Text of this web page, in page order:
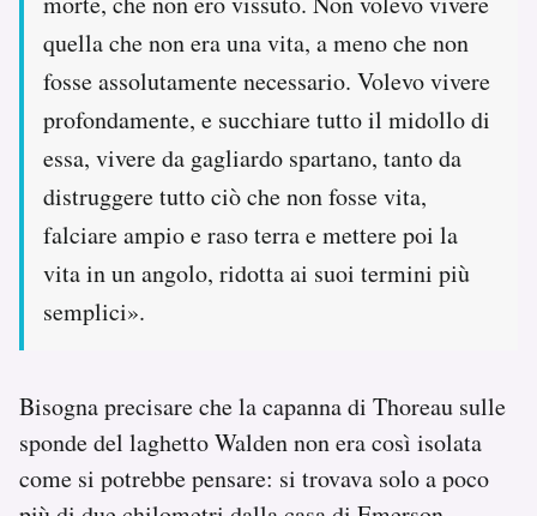
quella che non era una vita, a meno che non
fosse assolutamente necessario. Volevo vivere
profondamente, e succhiare tutto il midollo di
essa, vivere da gagliardo spartano, tanto da
distruggere tutto ciò che non fosse vita,
falciare ampio e raso terra e mettere poi la
vita in un angolo, ridotta ai suoi termini più
semplici».
Bisogna precisare che la capanna di Thoreau sulle
sponde del laghetto Walden non era così isolata
come si potrebbe pensare: si trovava solo a poco